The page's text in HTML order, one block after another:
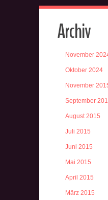
Archiv
November
Oktober 2024
November
September
August 2015
Juli 2015
Juni 2015
Mai 2015
April 2015
März 2015